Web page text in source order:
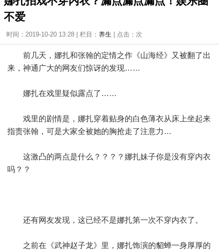
不爱
时间：2019-10-20 13:28 | 栏目： 养生 | 点击： 次
前几天，娜扎和张翰的定情之作《山海经》又被翻了出
来，神通广大的网友们惊讶的发现……
娜扎在戏里疑似露点了……
戏里的剧情是，娜扎穿着贴身的白色薄衣从床上坐起来
指责张翰，可是大家全被她的胸抢走了注意力…
这激凸的两点是什么？？？？娜扎妹子你是没有穿内衣
吗？？
还有网友发现，这已经不是娜扎第一次不穿内衣了。
之前在《武神赵子龙》里，娜扎饰演的貂蝉一身厚厚的